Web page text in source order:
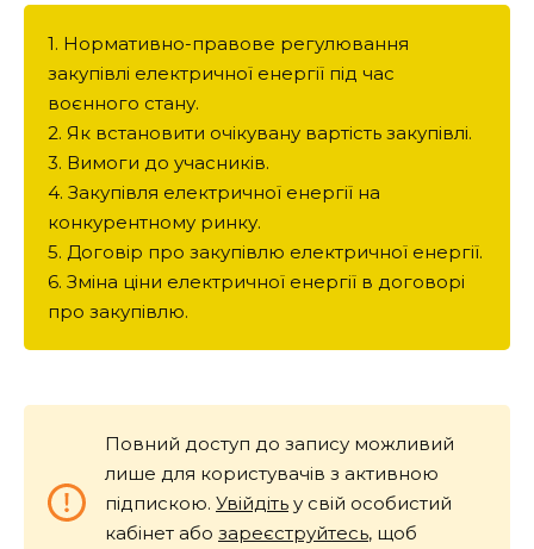
1. Нормативно-правове регулювання
закупівлі електричної енергії під час
воєнного стану.
2. Як встановити очікувану вартість закупівлі.
3. Вимоги до учасників.
4. Закупівля електричної енергії на
конкурентному ринку.
5. Договір про закупівлю електричної енергії.
6. Зміна ціни електричної енергії в договорі
про закупівлю.
Повний доступ до запису можливий
лише для користувачів з активною
підпискою. Увійдіть у свій особистий
кабінет або зареєструйтесь, щоб